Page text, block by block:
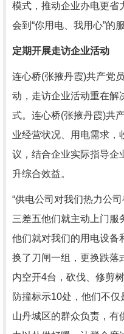
模式，推动企业办电更省
会到“你用电、我用心”的服
定期开展走访企业活动
连心桥(张掖丹霞)共产党
动，走访企业活动重在解
式。连心桥(张掖丹霞)共
业经营状况、用电需求，
议，结合企业实际指导企
升综合效益。
“供电公司对我们热力公
三差五他们就主动上门服
他们就对我们的用电设备
换了刀闸一组，更换跌落
内空开4台，砍伐、修剪
防撞标示10处，他们不
山丹城区的群众负责，有